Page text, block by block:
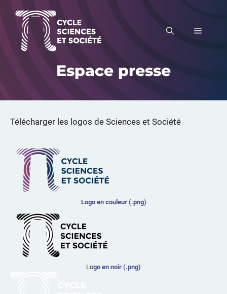
contenu
MENU
Espace presse
Télécharger les logos de Sciences et Société
Logo en couleur (.png)
Logo en noir (.png)